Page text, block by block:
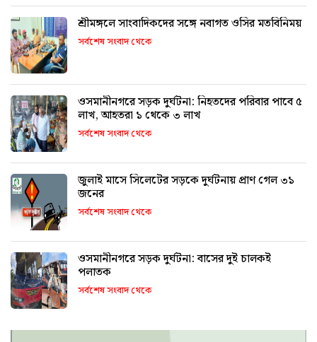
শ্রীমঙ্গলে সাংবাদিকদের সঙ্গে নবাগত ওসির মতবিনিময়
সর্বশেষ সংবাদ থেকে
ওসমানীনগরে সড়ক দুর্ঘটনা: নিহতদের পরিবার পাবে ৫
লাখ, আহতরা ১ থেকে ৩ লাখ
সর্বশেষ সংবাদ থেকে
জুলাই মাসে সিলেটের সড়কে দুর্ঘটনায় প্রাণ গেল ৩১
জনের
সর্বশেষ সংবাদ থেকে
ওসমানীনগরে সড়ক দুর্ঘটনা: বাসের দুই চালকই
পলাতক
সর্বশেষ সংবাদ থেকে